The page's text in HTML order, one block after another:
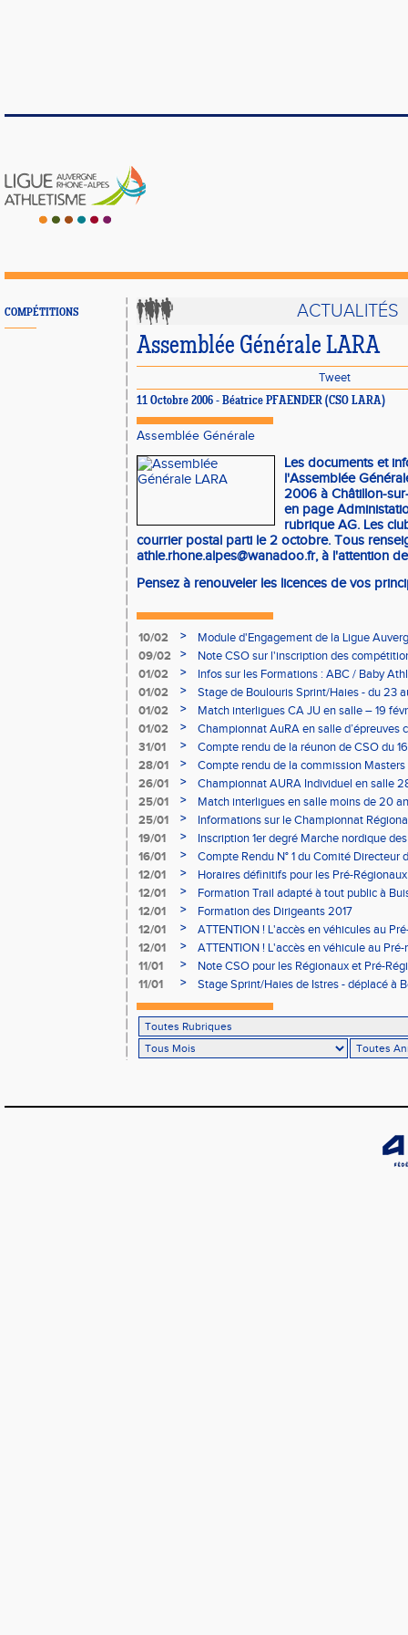
COMPÉTITIONS ACTUALITÉS
Assemblée Générale LARA
Tweet
11 Octobre 2006 - Béatrice PFAENDER (CSO LARA)
Assemblée Générale
Les documents et
l'Assemblée
2006 à Châtillon-
en page
rubrique AG. Les
courrier postal parti le 2 octobre. Tous
athle.rhone.alpes@wanadoo.fr, à l'attention
Pensez à renouveler les licences de vos
10/02 >
Module d'Engagement de la Ligue
09/02
>
Note CSO sur l'inscription des
01/02
>
Infos sur les Formations : ABC / Baby
01/02
>
Stage de Boulouris Sprint/Haies - du 23
01/02
>
Match interligues CA JU en salle – 19
01/02
>
Championnat AuRA en salle d’épreuves
- le 12 février
31/01 >
Compte rendu de la réunon de CSO du
28/01
>
Compte rendu de la commission
à Bourgoin
26/01 >
Championnat AURA Individuel en salle
25/01
>
Match interligues en salle moins de 20
25/01
>
Informations sur le Championnat
05/02
19/01 >
Inscription 1er degré Marche nordique
03/02 (sous condition)
16/01 >
Compte Rendu N° 1 du Comité Directeur
12/01
>
Horaires définitifs pour les Pré-
Aubière
12/01 >
Formation Trail adapté à tout public à
12/01
>
Formation des Dirigeants 2017
12/01
>
ATTENTION ! L'accès en véhicules au
Bains sera réglementé
12/01 >
ATTENTION ! L'accès en véhicule au
Bains sera réglementé
11/01 >
Note CSO pour les Régionaux et Pré-
11/01
> Stage Sprint/Haies de Istres - déplacé à